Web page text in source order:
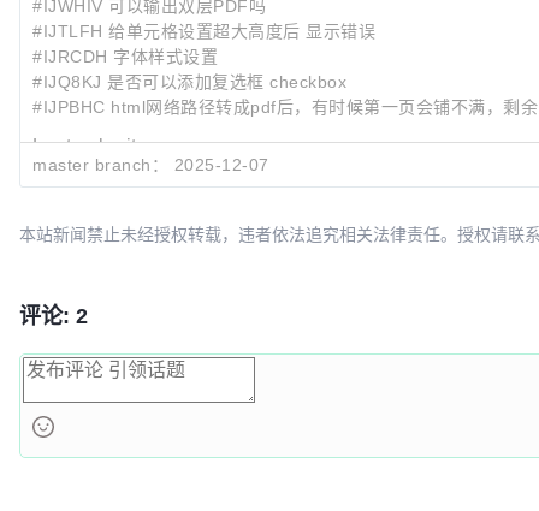
#IJWHIV 可以输出双层PDF吗
#IJTLFH 给单元格设置超大高度后 显示错误
#IJRCDH 字体样式设置
#IJQ8KJ 是否可以添加复选框 checkbox
#IJPBHC html网络路径转成pdf后，有时候第一页会铺不满，剩
Last submit:
549a76f9 !197 !196更新版本
5aae3c12
更新版本
master branch： 2025-12-07
本站新闻禁止未经授权转载，违者依法追究相关法律责任。授权请联
评论: 2